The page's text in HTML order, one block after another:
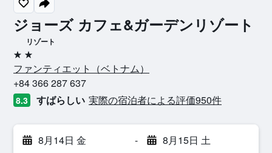
ジョーズ カフェ&ガーデンリゾート
リゾート
2つ星
ファンティエット​（ベトナム​）​
+84 366 287 637
8.3 すばらしい 実際の宿泊者による評価950​件
8月14日 金 - 8月15日 土